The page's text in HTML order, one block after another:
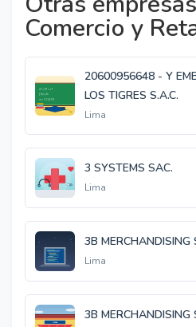
Comercio y
20600956648 - Y
LOS TIGRES S.A.C.
Lima
3 SYSTEMS SAC.
Lima
3B MERCHANDISING
Lima
3B MERCHANDISING